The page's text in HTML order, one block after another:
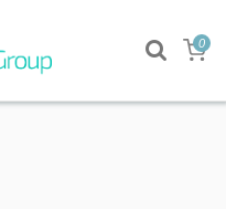
0